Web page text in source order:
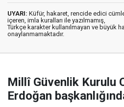
UYARI: Küfür, hakaret, rencide edici
içeren, imla kuralları ile yazılmamış,
Türkçe karakter kullanılmayan ve büyük
onaylanmamaktadır.
Millî Güvenlik Kurulu
Erdoğan